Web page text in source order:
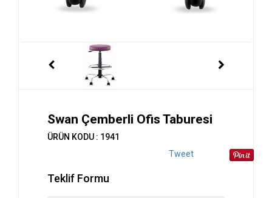
Swan Çemberli Ofis Taburesi
ÜRÜN KODU : 1941
Tweet
Teklif Formu